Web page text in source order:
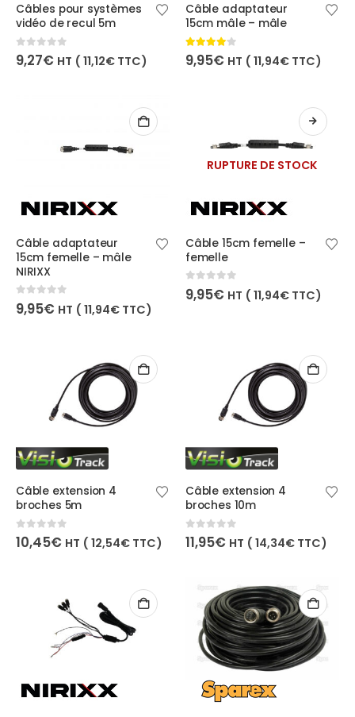
Câbles pour systèmes
vidéo de recul 5m
0out of 5
9,27€ HT (11,12€ TTC)
Câble adaptateur
15cm mâle – mâle
4.00 out of 5
9,95€ HT (11,94€ TTC)
Câble adaptateur
15cm femelle – mâle
NIRIXX
0out of 5
9,95€ HT (11,94€ TTC)
RUPTURE DE STOCK
Câble 15cm femelle –
femelle
0out of 5
9,95€ HT (11,94€ TTC)
Câble extension 4
broches 5m
0out of 5
10,45€ HT ( 12,54€ TTC)
Câble extension 4
broches 10m
0out of 5
11,95€ HT ( 14,34€ TTC)